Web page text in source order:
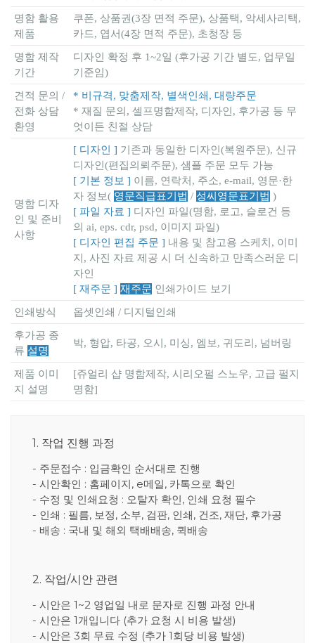
명함 활용
제품
쿠폰, 상품권(3장 면적 주문), 상품택, 악세사리택,
카드, 엽서(4장 면적 주문), 초청장 등
명함 제작
기간
디자인 확정 후 1~2일 (후가공 기간 별도, 업무일
기준임)
견적 문의 /
전화 상담
환영
* 비규격, 맞춤제작, 별색인쇄, 대량주문
* 재질 문의, 셀프명함제작, 디자인, 후가공 등 무
엇이든 친절 상담
명함 디자
인 및 준비
사항
[ 디자인 ] 기존과 동일한 디자인(복원주문), 신규
디자인(편집의뢰주문), 샘플 주문 모두 가능
[ 기본 정보 ] 이름, 연락처, 주소, e-mail, 영문·한
자 정보( 영문직급표기법 / 성씨영문표기법 )
[ 파일 자료 ] 디자인 파일(명함, 로고, 슬로건 등
의 ai, eps. cdr, psd, 이미지 파일)
[ 디자인 편집 주문 ] 내용 및 참고용 스케치, 이미
지, 사진 자료 제공 시 더 신속하고 만족스러운 디
자인
[ 재주문 ] 재주문 인쇄가이드 보기
인쇄방식 옵셋인쇄 / 디지털인쇄
후가공 종
류 설명
박, 형압, 타공, 오시, 미싱, 엠보, 귀도리, 넘버링
제품 이미
지 설명
[쥬얼리 샵 명함제작, 시리오펄 스노우, 고급 펄지
명함]
1. 작업 진행 과정
- 주문접수 : 입금확인 순서대로 진행
- 시안확인 : 홈페이지, e메일, 카톡으로 확인
- 수정 및 인쇄요청 : 오탈자 확인, 인쇄 요청 필수
- 인쇄 : 필름, 보정, 소부, 검판, 인쇄, 건조, 재단, 후가공
- 배송 : 국내 및 해외 택배배송, 퀵배송
2. 작업/시안 관련
- 시안은 1~2 영업일 내로 문자로 진행 과정 안내
- 시안은 1개입니다 (추가 요청 시 비용 발생)
- 시안은 3회 무료 수정 (추가 1회당 비용 발생)